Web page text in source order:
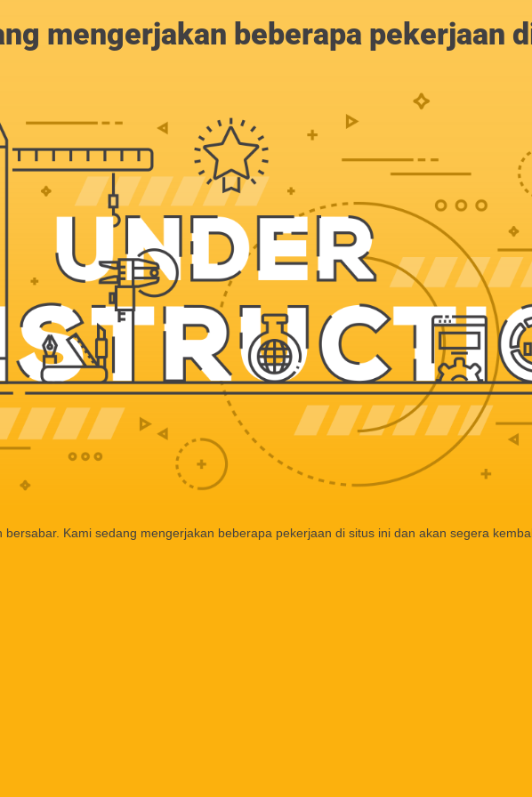
mengerjakan beberapa pekerjaan
bersabar. Kami sedang mengerjakan beberapa pekerjaan di situs ini dan akan segera